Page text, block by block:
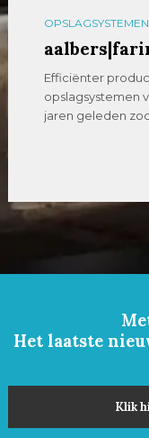
OPSLAGSYSTEMEN
Efficiënter
opslagsystemen
jaren geleden
Het laatste
Klik